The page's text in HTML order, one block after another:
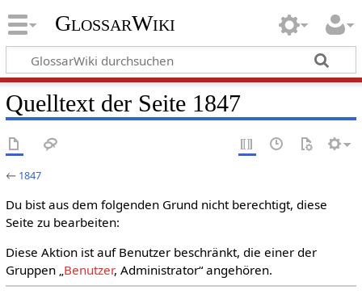
GlossarWiki
Quelltext der Seite 1847
← 1847
Du bist aus dem folgenden Grund nicht berechtigt, diese
Seite zu bearbeiten:
Diese Aktion ist auf Benutzer beschränkt, die einer der
Gruppen „Benutzer, Administrator“ angehören.